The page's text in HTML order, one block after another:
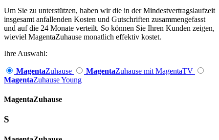
Um Sie zu unterstützen, haben wir die in der Mindestvertragslaufzeit
insgesamt anfallenden Kosten und Gutschriften zusammengefasst
und auf die 24 Monate verteilt. So können Sie Ihren Kunden zeigen,
wieviel MagentaZuhause monatlich effektiv kostet.
Ihre Auswahl:
MagentaZuhause MagentaZuhause mit MagentaTV
MagentaZuhause Young
Magenta­Zuhause
S